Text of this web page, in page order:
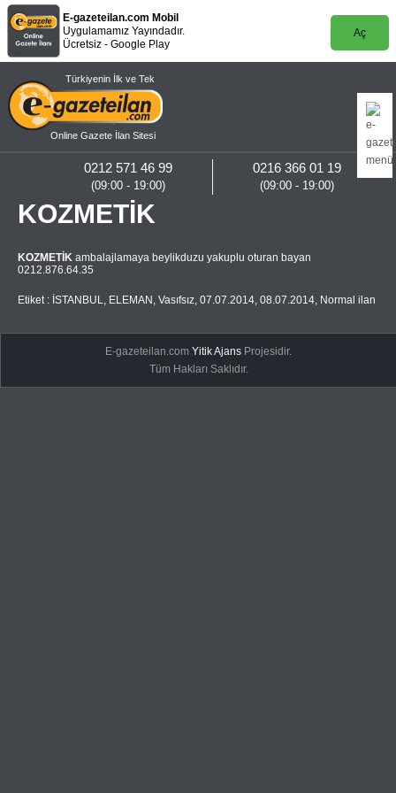
E-gazeteilan.com Mobil
Uygulamamız Yayındadır.
Ücretsiz - Google Play
Aç
Türkiyenin İlk ve Tek
Online Gazete İlan Sitesi
0216 366 01 19
(09:00 - 19:00)
0212 571 46 99
(09:00 - 19:00)
KOZMETİK
KOZMETİK ambalajlamaya beylikduzu yakuplu oturan bayan
0212.876.64.35
Etiket : İSTANBUL, ELEMAN , Vasıfsız, 07.07.2014, 08.07.2014, Normal ilan
E-gazeteilan.comYitik Ajans Projesidir.
Tüm Hakları Saklıdır.